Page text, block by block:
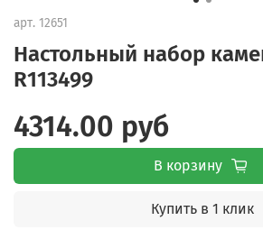
арт. 12651
Настольный набор
R113499
4314.00 руб
В корзину
Купить в 1 клик